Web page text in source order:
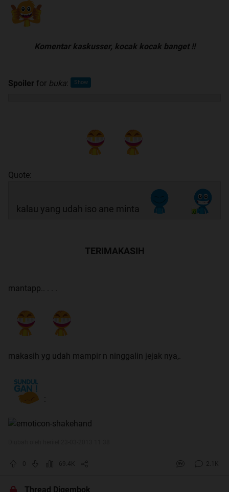
Komentar kaskusser, kocak kocak banget !!
Spoiler for buka:
Quote:
kalau yang udah iso ane minta
TERIMAKASIH
mantapp.. . . .
makasih yg udah mampir n ninggalin jejak nya,.
:
0 69.4K 2.1K
Thread Digembok